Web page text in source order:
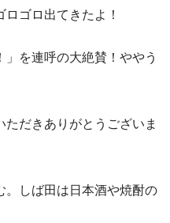
ゴロ出てきたよ！
」を連呼の大絶賛！ややう
ただきありがとうございま
。しば田は日本酒や焼酎の